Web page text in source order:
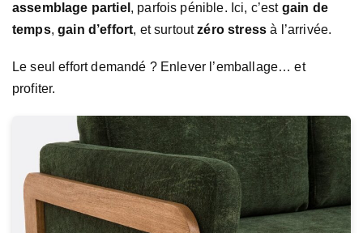
assemblage partiel , parfois pénible. Ici, c’est gain de
temps,gain d’effort, et surtoutzéro stress à l’arrivée.
Le seul effort demandé ? Enlever l’emballage… et
profiter.